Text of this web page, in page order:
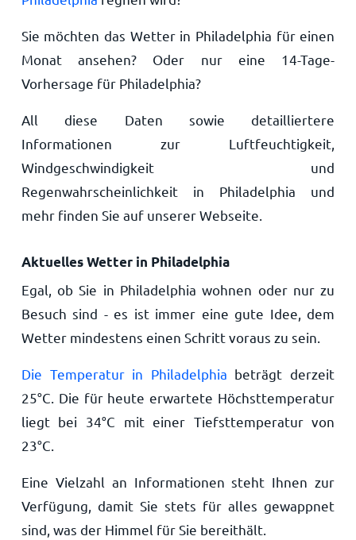
Sie möchten das Wetter in Philadelphia für einen
Monat ansehen? Oder nur eine 14-Tage-
Vorhersage für Philadelphia?
All diese Daten sowie detailliertere
Informationen zur Luftfeuchtigkeit,
Windgeschwindigkeit und
Regenwahrscheinlichkeit in Philadelphia und
mehr finden Sie auf unserer Webseite.
Aktuelles Wetter in Philadelphia
Egal, ob Sie in Philadelphia wohnen oder nur zu
Besuch sind - es ist immer eine gute Idee, dem
Wetter mindestens einen Schritt voraus zu sein.
Die Temperatur in Philadelphia beträgt derzeit
25°C . Die für heute erwartete Höchsttemperatur
liegt bei 34°C mit einer Tiefsttemperatur von
23°C
Eine Vielzahl an Informationen steht Ihnen zur
Verfügung, damit Sie stets für alles gewappnet
sind, was der Himmel für Sie bereithält.